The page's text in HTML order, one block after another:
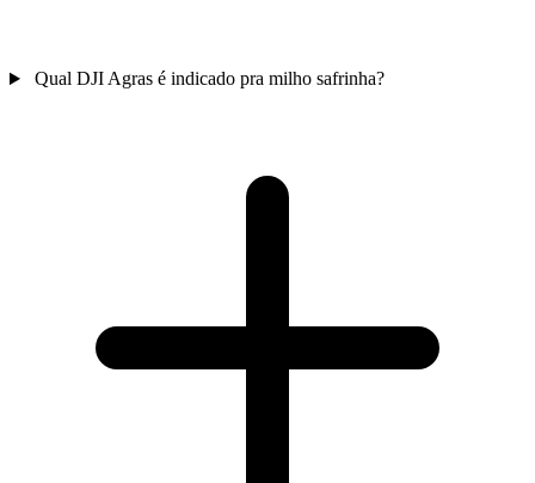
Qual DJI Agras é indicado pra milho safrinha?